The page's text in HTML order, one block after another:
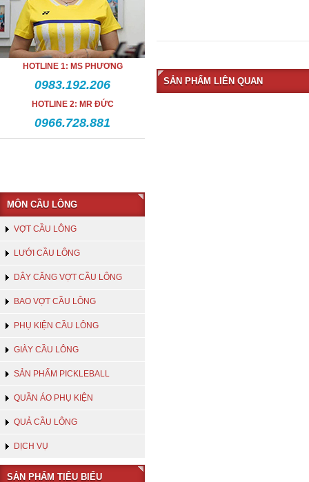
HOTLINE 1: MS PHƯƠNG
0983.192.206
HOTLINE 2: MR ĐỨC
0966.728.881
MÔN CẦU LÔNG
VỢT CẦU LÔNG
LƯỚI CẦU LÔNG
DÂY CĂNG VỢT CẦU LÔNG
BAO VỢT CẦU LÔNG
PHỤ KIỆN CẦU LÔNG
GIÀY CẦU LÔNG
SẢN PHẨM PICKLEBALL
QUẦN ÁO PHỤ KIỆN
QUẢ CẦU LÔNG
DỊCH VỤ
SẢN PHẨM TIÊU BIỂU
SẢN PHẨM LIÊN QUAN